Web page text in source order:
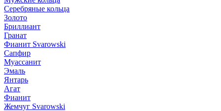
Серебряные кольца
Золото
Бриллиант
Гранат
Фианит Svarowski
Сапфир
Муассанит
Эмаль
Янтарь
Агат
Фианит
Жемчуг Svarowski